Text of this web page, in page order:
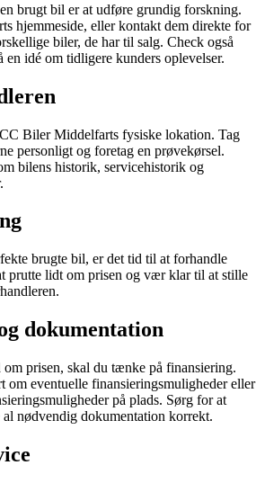
brugt bil er at udføre grundig forskning.
hjemmeside, eller kontakt dem direkte for
biler, de har til salg. Check også
en idé om tidligere kunders oplevelser.
Biler Middelfarts fysiske lokation. Tag
personligt og foretag en prøvekørsel.
bilens historik, servicehistorik og
brugte bil, er det tid til at forhandle
prutte lidt om prisen og vær klar til at stille
dokumentation
om prisen, skal du tænke på finansiering.
eventuelle finansieringsmuligheder eller
på plads. Sørg for at
nødvendig dokumentation korrekt.